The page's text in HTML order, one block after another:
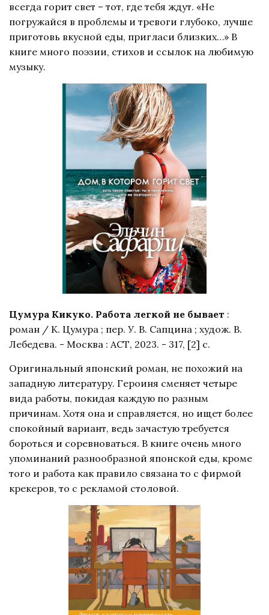
всегда горит свет – тот, где тебя ждут. «Не
погружайся в проблемы и тревоги глубоко, лучше
приготовь вкусной еды, пригласи близких…» В
книге много поэзии, стихов и ссылок на любимую
музыку.
Цумура Кикуко. Работа легкой не бывает :
роман / К. Цумура ; пер. У. В. Сапцина ; худож. В.
Лебедева. - Москва : АСТ, 2023. - 317, [2] с.
Оригинальный японский роман, не похожий на
западную литературу. Героиня сменяет четыре
вида работы, покидая каждую по разным
причинам. Хотя она и справляется, но ищет более
спокойный вариант, ведь зачастую требуется
бороться и соревноваться. В книге очень много
упоминаний разнообразной японской еды, кроме
того и работа как правило связана то с фирмой
крекеров, то с рекламой столовой.